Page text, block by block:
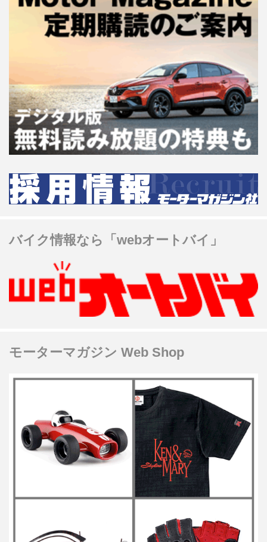
バイク情報なら「webオートバイ」
モーターマガジン Web Shop